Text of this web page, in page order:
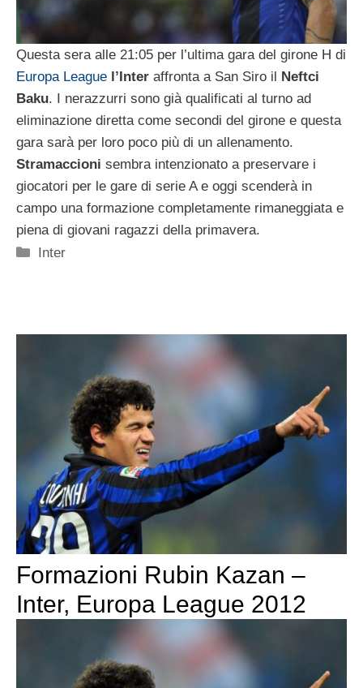
Questa sera alle 21:05 per l’ultima gara del girone H di
Europa League l’Inter affronta a San Siro il Neftci
Baku. I nerazzurri sono già qualificati al turno ad
eliminazione diretta come secondi del girone e questa
gara sarà per loro poco più di un allenamento.
Stramaccioni sembra intenzionato a preservare i
giocatori per le gare di serie A e oggi scenderà in
campo una formazione completamente rimaneggiata e
piena di giovani ragazzi della primavera.
Categorie
Inter
Formazioni Rubin Kazan –
Inter, Europa League 2012